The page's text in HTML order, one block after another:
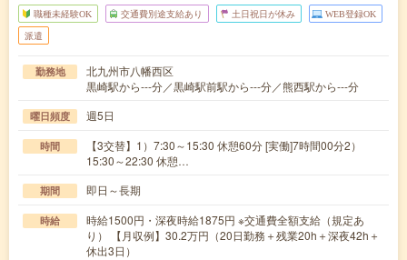
職種未経験OK 交通費別途支給あり 土日祝日が休み WEB登録OK
派遣
勤務地
北九州市八幡西区
黒崎駅から---分／黒崎駅前駅から---分／熊西駅から---分
曜日頻度 週5日
時間
【3交替】1）7:30～15:30 休憩60分 [実働]7時間00分2）
15:30～22:30 休憩…
期間 即日～長期
時給
時給1500円・深夜時給1875円 ※交通費全額支給（規定あ
り） 【月収例】30.2万円（20日勤務＋残業20h＋深夜42h＋
休出3日）